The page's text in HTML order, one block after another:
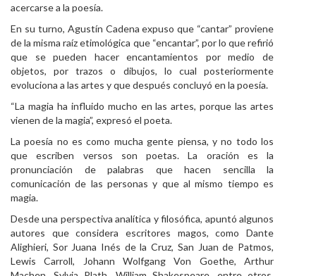
acercarse a la poesía.
En su turno, Agustín Cadena expuso que “cantar” proviene
de la misma raíz etimológica que “encantar”, por lo que refirió
que se pueden hacer encantamientos por medio de
objetos, por trazos o dibujos, lo cual posteriormente
evoluciona a las artes y que después concluyó en la poesía.
“La magia ha influido mucho en las artes, porque las artes
vienen de la magia”, expresó el poeta.
La poesía no es como mucha gente piensa, y no todo los
que escriben versos son poetas. La oración es la
pronunciación de palabras que hacen sencilla la
comunicación de las personas y que al mismo tiempo es
magia.
Desde una perspectiva analítica y filosófica, apuntó algunos
autores que considera escritores magos, como Dante
Alighieri, Sor Juana Inés de la Cruz, San Juan de Patmos,
Lewis Carroll, Johann Wolfgang Von Goethe, Arthur